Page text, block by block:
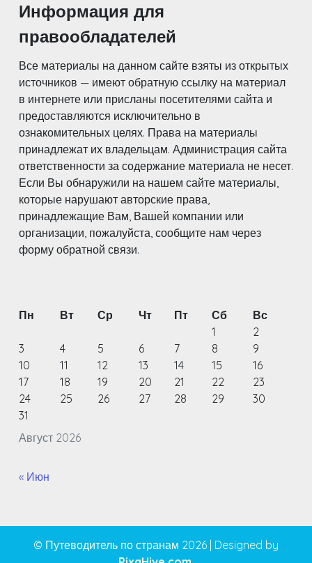
Информация для
правообладателей
Все материалы на данном сайте взяты из открытых
источников — имеют обратную ссылку на материал
в интернете или присланы посетителями сайта и
предоставляются исключительно в
ознакомительных целях. Права на материалы
принадлежат их владельцам. Администрация сайта
ответственности за содержание материала не несет.
Если Вы обнаружили на нашем сайте материалы,
которые нарушают авторские права,
принадлежащие Вам, Вашей компании или
организации, пожалуйста, сообщите нам через
форму обратной связи.
Август 2026
Пн Вт Ср Чт Пт Сб
Вс
1
2
3
4 5 6 7 8
9
10
11 12 13 14 15
16
17
18 19 20 21 22
23
24
25 26 27 28 29
30
31
« Июн
© Путеводитель по странам 2026 Designed by